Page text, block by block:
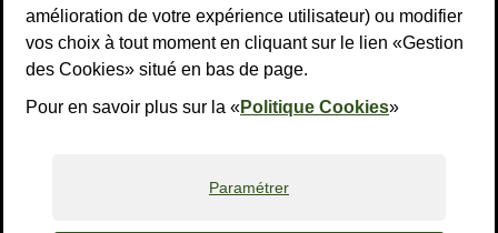
amélioration de votre expérience utilisateur) ou modifier
vos choix à tout moment en cliquant sur le lien «Gestion
des Cookies» situé en bas de page.
Pour en savoir plus sur la «Politique Cookies»
Paramétrer
Facebook
Instagram
YouTube
Liens bas de page
Mentions légalesAccessibilité : non conforme
Politiques de confidentialitéGestion des cookies